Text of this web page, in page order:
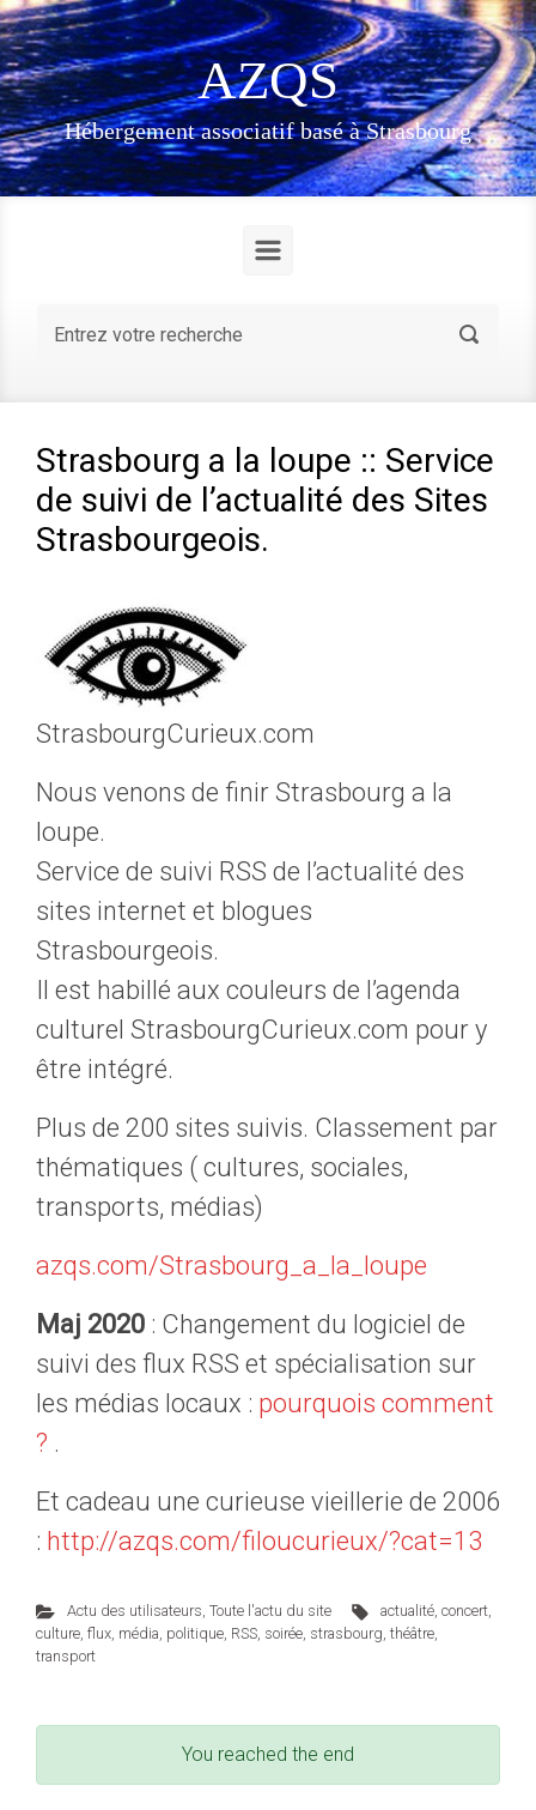
Skip to main content
AZQS
Hébergement associatif basé à Strasbourg
Strasbourg a la loupe :: Service
de suivi de l’actualité des Sites
Strasbourgeois.
StrasbourgCurieux.com
Nous venons de finir Strasbourg a la
loupe.
Service de suivi RSS de l’actualité des
sites internet et blogues
Strasbourgeois.
Il est habillé aux couleurs de l’agenda
culturel StrasbourgCurieux.com pour y
être intégré.
Plus de 200 sites suivis. Classement par
thématiques ( cultures, sociales,
transports, médias)
azqs.com/Strasbourg_a_la_loupe
Maj 2020 : Changement du logiciel de
suivi des flux RSS et spécialisation sur
les médias locaux : pourquois comment
? .
Et cadeau une curieuse vieillerie de 2006
: http://azqs.com/filoucurieux/?cat=13
Actu des utilisateurs, Toute l'actu du site actualité,concert,
culture, flux, média, politique, RSS, soirée, strasbourg, théâtre,
transport
You reached the end